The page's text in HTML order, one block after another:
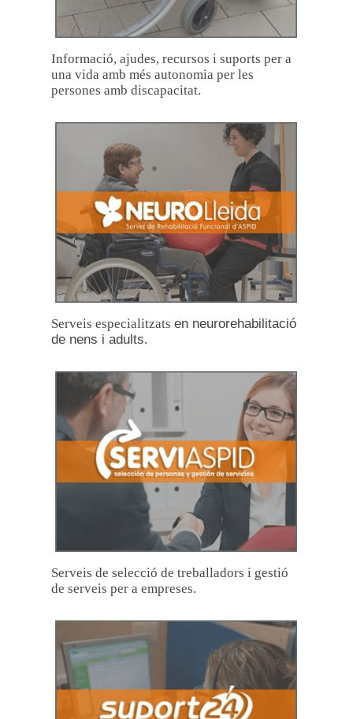
Informació, ajudes, recursos i suports per a
una vida amb més autonomia per les
persones amb discapacitat.
Serveis especialitzats en neurorehabilitació
de nens i adults.
Serveis de selecció de treballadors i gestió
de serveis per a empreses.